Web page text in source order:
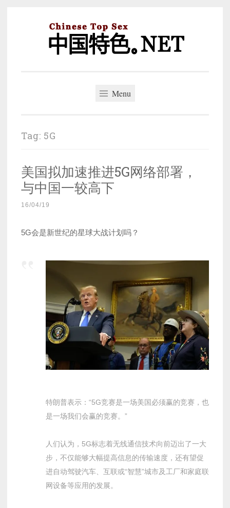
Menu
Tag: 5G
美国拟加速推进5G网络部署，
与中国一较高下
16/04/19
5G会是新世纪的星球大战计划吗？
特朗普表示：“5G竞赛是一场美国必须赢的竞赛，也
是一场我们会赢的竞赛。”
人们认为，5G标志着无线通信技术向前迈出了一大
步，不仅能够大幅提高信息的传输速度，还有望促
进自动驾驶汽车、互联或“智慧”城市及工厂和家庭联
网设备等应用的发展。